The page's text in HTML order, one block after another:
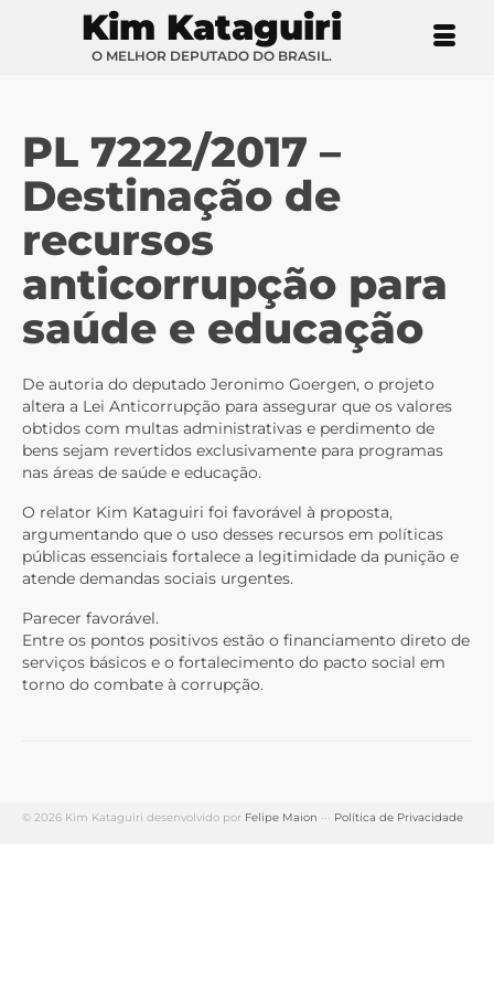
Kim Kataguiri
O MELHOR DEPUTADO DO BRASIL.
PL 7222/2017 –
Destinação de
recursos
anticorrupção para
saúde e educação
De autoria do deputado Jeronimo Goergen, o projeto
altera a Lei Anticorrupção para assegurar que os valores
obtidos com multas administrativas e perdimento de
bens sejam revertidos exclusivamente para programas
nas áreas de saúde e educação.
O relator Kim Kataguiri foi favorável à proposta,
argumentando que o uso desses recursos em políticas
públicas essenciais fortalece a legitimidade da punição e
atende demandas sociais urgentes.
Parecer favorável.
Entre os pontos positivos estão o financiamento direto de
serviços básicos e o fortalecimento do pacto social em
torno do combate à corrupção.
© 2026 Kim Kataguiri desenvolvido por Felipe Maion ··· Política de Privacidade